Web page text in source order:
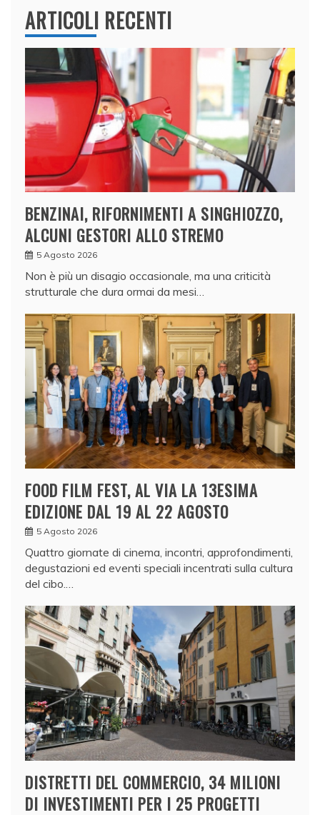
ARTICOLI RECENTI
BENZINAI, RIFORNIMENTI A SINGHIOZZO,
ALCUNI GESTORI ALLO STREMO
5 Agosto 2026
Non è più un disagio occasionale, ma una criticità
strutturale che dura ormai da mesi…
FOOD FILM FEST, AL VIA LA 13ESIMA
EDIZIONE DAL 19 AL 22 AGOSTO
5 Agosto 2026
Quattro giornate di cinema, incontri, approfondimenti,
degustazioni ed eventi speciali incentrati sulla cultura
del cibo.…
DISTRETTI DEL COMMERCIO, 34 MILIONI
DI INVESTIMENTI PER I 25 PROGETTI